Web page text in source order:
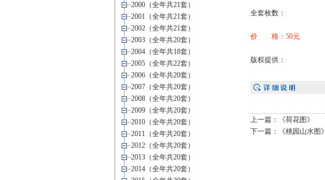
2000（全年共21套）
2001（全年共21套）
2002（全年共21套）
2003（全年共20套）
2004（全年共18套）
2005（全年共22套）
2006（全年共20套）
2007（全年共20套）
2008（全年共20套）
2009（全年共20套）
2010（全年共20套）
2011（全年共20套）
2012（全年共20套）
2013（全年共20套）
2014（全年共20套）
全套枚数：
价 格：50元
版权提供：
上一篇：《荷花图》
下一篇：《桃园山水图》